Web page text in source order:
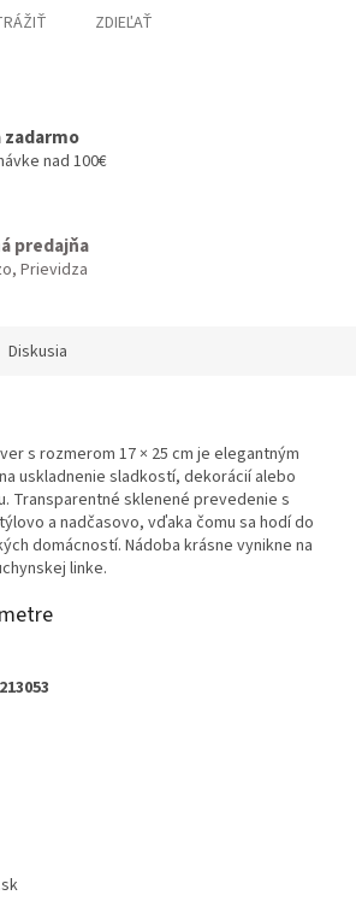
ZDIEĽAŤ
zadarmo
nad 100€
predajňa
Prievidza
Diskusia
s rozmerom 17 × 25 cm je elegantným
uskladnenie sladkostí, dekorácií alebo
Transparentné sklenené prevedenie s
a nadčasovo, vďaka čomu sa hodí do
domácností. Nádoba krásne vynikne na
linke.